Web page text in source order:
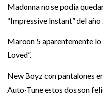
Madonna no se podia
“Impressive Instant” del año
Maroon 5 aparentemente lo
Loved”.
New Boyz con pantalones
Auto-Tune estos dos son